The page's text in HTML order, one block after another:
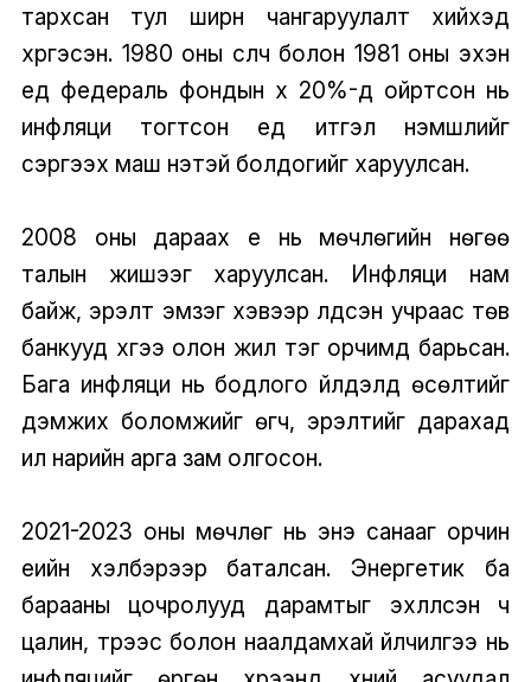
тархсан тул ширүүн чангаруулалт хийхэд
хүргэсэн. 1980 оны сүүлч болон 1981 оны эхэн
үед федераль фондын хүү 20%-д ойртсон нь
инфляци тогтсон үед итгэл үнэмшлийг
сэргээх маш үнэтэй болдогийг харуулсан.
2008 оны дараах үе нь мөчлөгийн нөгөө
талын жишээг харуулсан. Инфляци нам
байж, эрэлт эмзэг хэвээр үлдсэн учраас төв
банкууд хүүгээ олон жил тэг орчимд барьсан.
Бага инфляци нь бодлого үйлдэлд өсөлтийг
дэмжих боломжийг өгч, эрэлтийг дарахад
илүү нарийн арга зам олгосон.
2021-2023 оны мөчлөг нь энэ санааг орчин
үеийн хэлбэрээр баталсан. Энергетик ба
барааны цочролууд дарамтыг эхлүүлсэн ч
цалин, түрээс болон наалдамхай үйлчилгээ нь